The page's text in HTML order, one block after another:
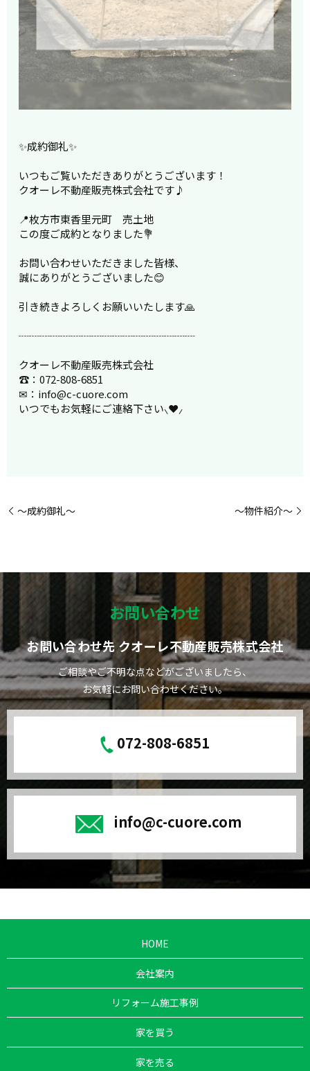
✨成約御礼✨
いつもご覧いただきありがとうございます！
クオーレ不動産販売株式会社です♪
📍枚方市東香里元町 売土地
この度ご成約となりました💐
お問い合わせいただきました皆様、
誠にありがとうございました😊
引き続きよろしくお願いいたします🙏
┈┈┈┈┈┈┈┈┈┈┈┈┈┈┈┈┈
クオーレ不動産販売株式会社
☎：072-808-6851
✉：info@c-cuore.com
いつでもお気軽にご連絡下さい⸜❤⸝
～成約御礼～ ～物件紹介～
お問い合わせ
お問い合わせ先 クオーレ不動産販売株式会社
ご相談やご不明な点などがございましたら、
お気軽にお問い合わせください。
072-808-6851
info@c-cuore.com
HOME
会社案内
リフォーム施工事例
家を買う
家を売る